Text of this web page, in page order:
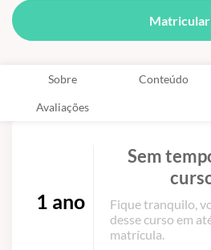
Matricular
Sobre Conteúdo
Avaliações
1 ano
Sem
Fique tranquilo,
desse curso em
matrícula.